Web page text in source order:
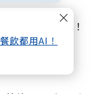
飲都用AI！
徑不確定性增！